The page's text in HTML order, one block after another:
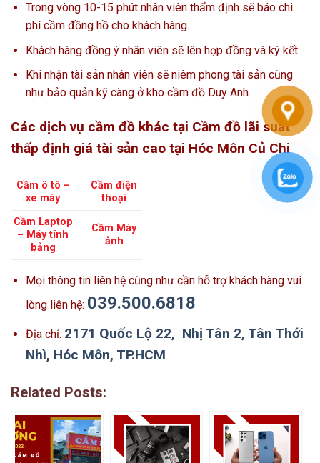
Trong vòng 10-15 phút nhân viên thẩm định sẽ báo chi
phí cầm đồng hồ cho khách hàng.
Khách hàng đồng ý nhân viên sẽ lên hợp đồng và ký kết.
Khi nhận tài sản nhân viên sẽ niêm phong tài sản cũng
như bảo quản kỹ càng ở kho cầm đồ Duy Anh.
Các dịch vụ cầm đồ khác tại Cầm đồ lãi suất
thấp định giá tài sản cao tại Hóc Môn Củ Chi
Cầm ô tô –
xe máy
Cầm điện
thoại
Cầm Laptop
– Máy tính
bảng
Cầm Máy
ảnh
Mọi thông tin liên hệ cũng như cần hỗ trợ khách hàng vui
lòng liên hệ: 039.500.6818
Địa chỉ: 2171 Quốc Lộ 22, Nhị Tân 2, Tân Thới
Nhì, Hóc Môn, TP.HCM
Related Posts: